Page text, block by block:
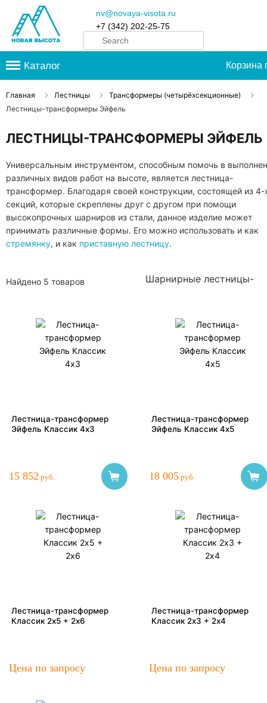
nv@novaya-visota.ru
+7 (342) 202-25-75
Корзина
Каталог
Главная Лестницы
Трансформеры (четырёхсекционные)
Лестницы-трансформеры Эйфель
ЛЕСТНИЦЫ-ТРАНСФОРМЕРЫ ЭЙФЕЛЬ
Универсальным инструментом, способным помочь в
различных видов работ на высоте, является лестница-
трансформер. Благодаря своей конструкции, состоящей из 4-
секций, которые скреплены друг с другом при помощи
высокопрочных шарниров из стали, данное изделие может
принимать различные формы. Его можно использовать и как
стремянку, и как приставную лестницу.
Найдено 5 товаров
Лестница-трансформер
Эйфель Классик 4х3
15 852 руб.
Лестница-трансформер
Эйфель Классик 4x5
18 005руб.
Лестница-трансформер
Классик 2х5 + 2х6
Цена по запросу
Лестница-трансформер
Классик 2х3 + 2х4
Цена по запросу
Шарнирные лестницы-